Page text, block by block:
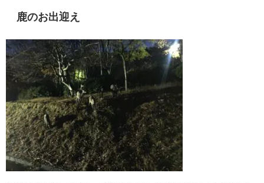
鹿のお出迎え